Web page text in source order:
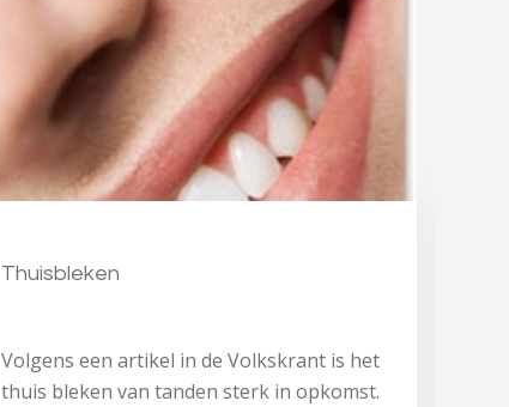
Thuisbleken
Volgens een artikel in de Volkskrant is het
thuis bleken van tanden sterk in opkomst.